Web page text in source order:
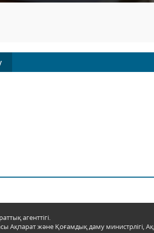
агенттігі.
Ақпарат және Қоғамдық даму министрлігі,